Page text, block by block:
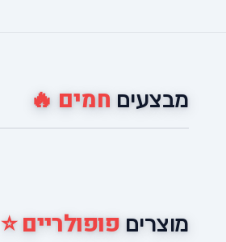
מבצעים חמים 🔥
מוצרים פופולריים ⭐